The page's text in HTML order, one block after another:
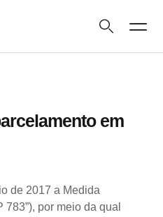
em
de 2017 a Medida
783”), por meio da qual